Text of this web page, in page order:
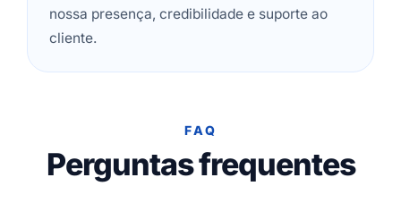
nossa presença, credibilidade e suporte ao
cliente.
FAQ
Perguntas frequentes